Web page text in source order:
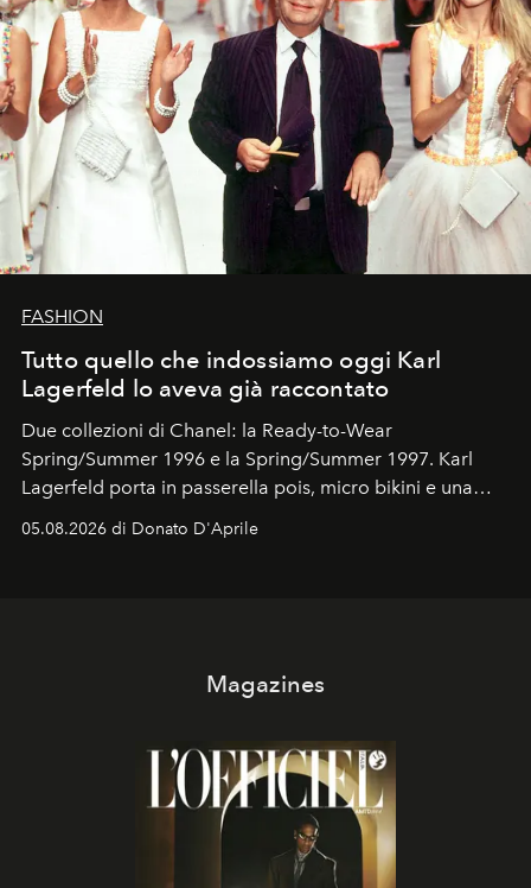
FASHION
Tutto quello che indossiamo oggi Karl
Lagerfeld lo aveva già raccontato
Due collezioni di Chanel: la Ready-to-Wear
Spring/Summer 1996 e la Spring/Summer 1997. Karl
Lagerfeld porta in passerella pois, micro bikini e una
logomania pensata per la spiaggia
Kate, Claudia e Carla una dietro l'altra. Trent'anni dopo,
05.08.2026 di Donato D'Aprile
Magazines